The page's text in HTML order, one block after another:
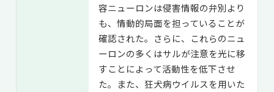
容ニューロンは侵害情報の弁別より
も、情動的局面を担っていることが
確認された。さらに、これらのニュ
ーロンの多くはサルが注意を光に移
すことによって活動性を低下させ
た。また、狂犬病ウイルスを用いた